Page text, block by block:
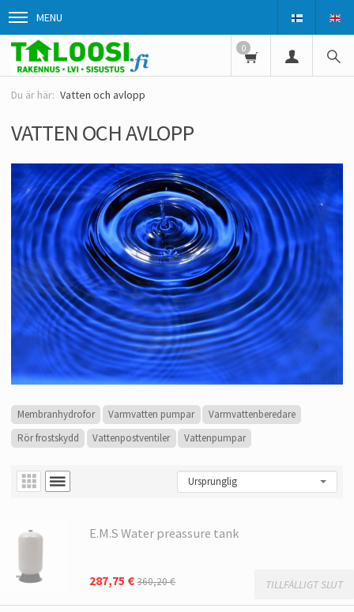
MENU
0
Vatten och avlopp
VATTEN OCH AVLOPP
Membranhydrofor Varmvatten pumpar
Varmvattenberedare
Rör frostskydd
Vattenpostventiler Vattenpumpar
E.M.S Water preassure tank
287,75 €360,20 € TILLFÄLLIGT SLUT